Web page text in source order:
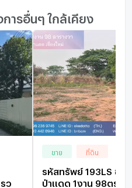
การอื่นๆ ใกล้เคียง
ว
ขาย ที่ดิน
รหัสทรัพย์ 193LS ขา
ป่าแดด 1งาน 98ตร.ว. ใกล้